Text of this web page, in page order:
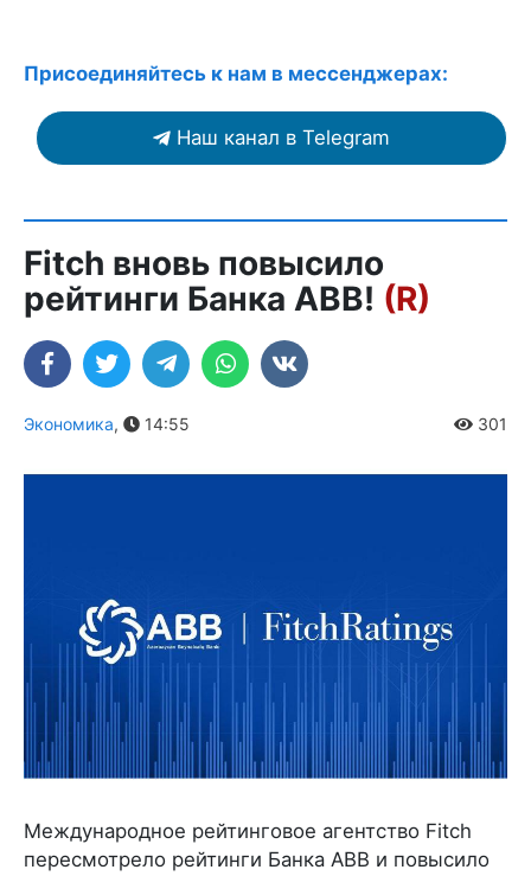
Присоединяйтесь к нам в мессенджерах:
Наш канал в Telegram
Fitch вновь повысило
рейтинги Банка ABB! (R)
Экономика, 14:55 301
Международное рейтинговое агентство Fitch
пересмотрело рейтинги Банка ABB и повысило